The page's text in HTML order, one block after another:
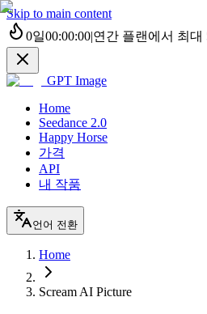
Skip to main content
0일00:00:00|연간 플랜에서 최대
GPT Image
Home
Seedance 2.0
Happy Horse
가격
API
내 작품
언어 전환
Home
Scream AI Picture